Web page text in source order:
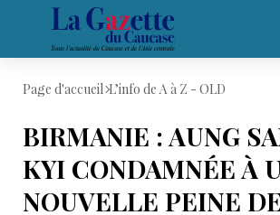
Page d'accueil L’info de A à Z - OLD
BIRMANIE : AUNG
KYI CONDAMNÉE À
NOUVELLE PEINE